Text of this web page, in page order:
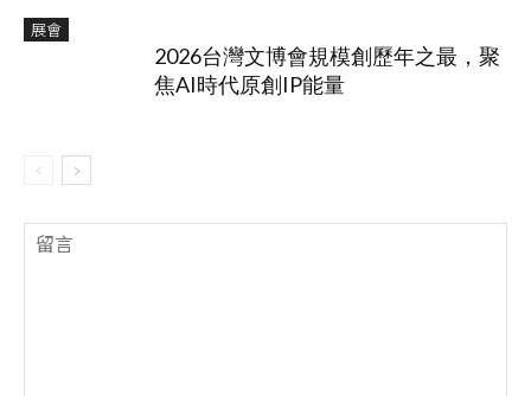
展會
2026台灣文博會規模創歷年之最，聚
焦AI時代原創IP能量